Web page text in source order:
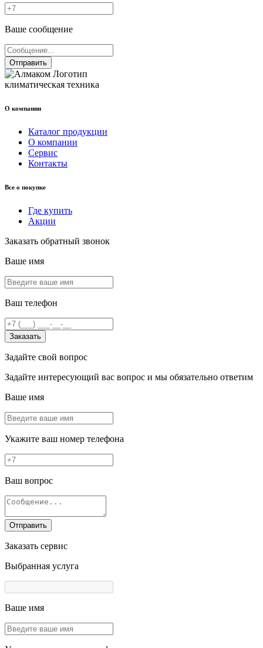
Ваше сообщение
Отправить
климатическая техника
О компании
Каталог продукции
О компании
Сервис
Контакты
Все о покупке
Где купить
Акции
Заказать обратный звонок
Ваше имя
Ваш телефон
Заказать
Задайте свой вопрос
Задайте интересующий вас вопрос и мы обязательно ответим
Ваше имя
Укажите ваш номер телефона
Ваш вопрос
Отправить
Заказать сервис
Выбранная услуга
Ваше имя